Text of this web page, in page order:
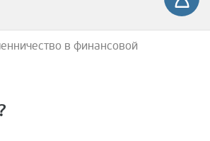
в финансовой